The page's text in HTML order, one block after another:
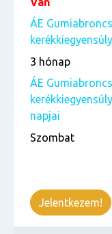
ÁE
3 hónap
ÁE
napjai
Szombat
Jelentkezem!